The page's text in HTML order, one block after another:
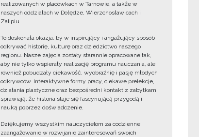
realizowanych w placówkach w Tarnowie, a także w
naszych oddziałach w Dołędze, Wierzchosławicach i
Zalipiu.
To doskonała okazja, by w inspirujący i angażujący sposób
odkrywać historię, kulturę oraz dziedzictwo naszego
regionu. Nasze zajęcia zostały starannie opracowane tak,
aby nie tylko wspierały realizację programu nauczania, ale
również pobudzały ciekawość, wyobraźnię i pasję młodych
odkrywców. Interaktywne formy pracy, ciekawe prelekcje,
działania plastyczne oraz bezpośredni kontakt z zabytkami
sprawiają, że historia staje się fascynującą przygodą i
nauką poprzez doświadczenie.
Dziękujemy wszystkim nauczycielom za codzienne
zaangażowanie w rozwijanie zainteresowań swoich